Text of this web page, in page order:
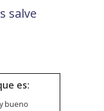
salve
es:
bueno